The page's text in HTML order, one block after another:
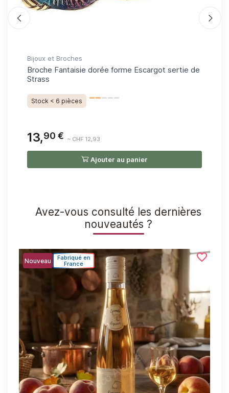
Bijoux et Broches
Broche Fantaisie dorée forme Escargot sertie de
Strass
Stock < 6 pièces
13,90 € ~ CHF 12,93
Ajouter au panier
Avez-vous consulté les dernières
nouveautés ?
Nouveau
Fabriqué en
France
favorite_border